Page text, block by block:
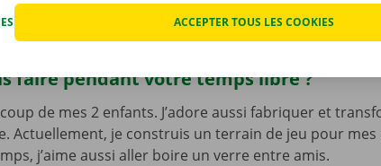
faire pendant votre temps libre ?
de mes 2 enfants. J’adore aussi fabriquer et
Actuellement, je construis un terrain de jeu pour mes
j’aime aussi aller boire un verre entre amis.
ACCEPTER TOUS LES COOKIES